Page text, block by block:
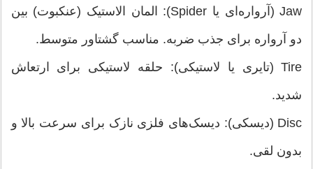
Jaw (آرواره‌ای یا Spider): المان الاستیک (عنکبوت) بین
دو آرواره برای جذب ضربه. مناسب گشتاور متوسط.
Tire (تایری یا لاستیکی): حلقه لاستیکی برای ارتعاش
شدید.
Disc (دیسکی): دیسک‌های فلزی نازک برای سرعت بالا و
بدون لقی.